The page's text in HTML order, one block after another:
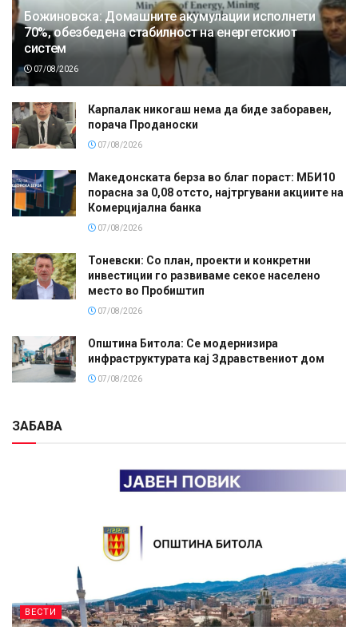
Божиновска: Домашните акумулации исполнети
70%, обезбедена стабилност на енергетскиот
систем
07/08/2026
Карпалак никогаш нема да биде заборавен,
порача Проданоски
07/08/2026
Македонската берза во благ пораст: МБИ10
порасна за 0,08 отсто, најтргувани акциите на
Комерцијална банка
07/08/2026
Тоневски: Со план, проекти и конкретни
инвестиции го развиваме секое населено
место во Пробиштип
07/08/2026
Општина Битола: Се модернизира
инфраструктурата кај Здравствениот дом
07/08/2026
ЗАБАВА
ВЕСТИ